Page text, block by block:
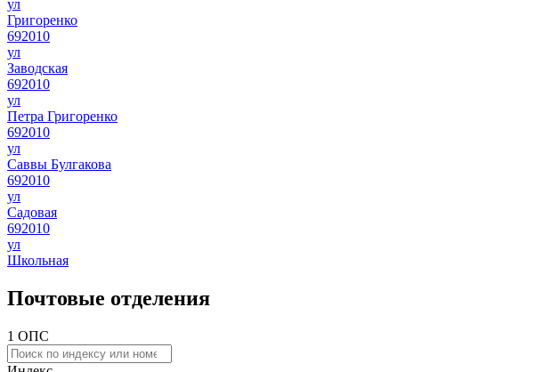
ул
Григоренко
692010
ул
Заводская
692010
ул
Петра Григоренко
692010
ул
Саввы Булгакова
692010
ул
Садовая
692010
ул
Школьная
Почтовые отделения
1 ОПС